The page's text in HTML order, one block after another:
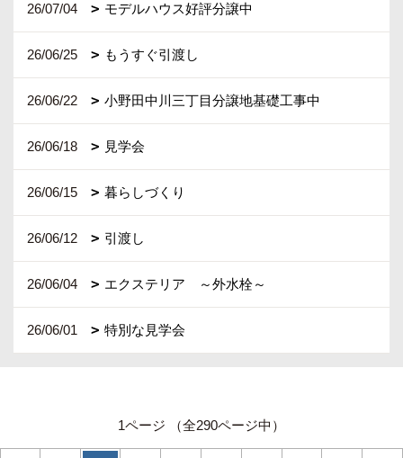
26/07/04 モデルハウス好評分譲中
26/06/25 もうすぐ引渡し
26/06/22 小野田中川三丁目分譲地基礎工事中
26/06/18 見学会
26/06/15 暮らしづくり
26/06/12 引渡し
26/06/04 エクステリア ～外水栓～
26/06/01 特別な見学会
1ページ （全290ページ中）